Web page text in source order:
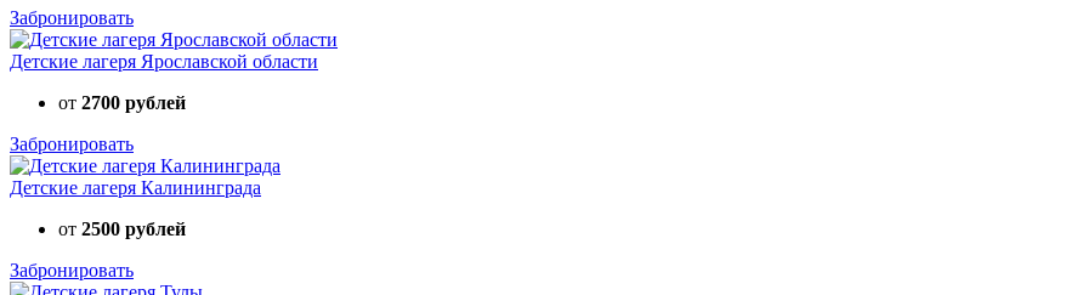
Забронировать
Детские лагеря Ярославской области
от 2700 рублей
Забронировать
Детские лагеря Калининграда
от 2500 рублей
Забронировать